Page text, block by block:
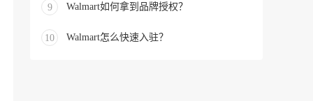
9 Walmart如何拿到品牌授权？
10 Walmart怎么快速入驻？